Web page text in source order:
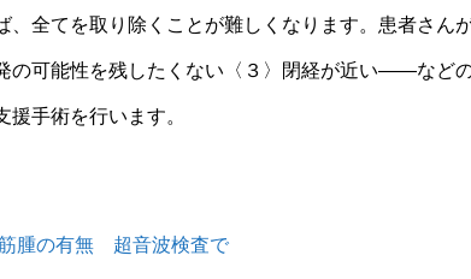
全てを取り除くことが難しくなります。患者さんが
の可能性を残したくない〈３〉閉経が近い――など
手術を行います。
腫の有無 超音波検査で